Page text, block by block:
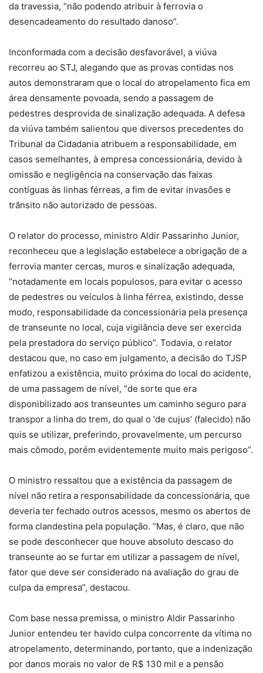
da travessia, “não podendo atribuir à ferrovia o
desencadeamento do resultado danoso”.
Inconformada com a decisão desfavorável, a viúva
recorreu ao STJ, alegando que as provas contidas nos
autos demonstraram que o local do atropelamento fica em
área densamente povoada, sendo a passagem de
pedestres desprovida de sinalização adequada. A defesa
da viúva também salientou que diversos precedentes do
Tribunal da Cidadania atribuem a responsabilidade, em
casos semelhantes, à empresa concessionária, devido à
omissão e negligência na conservação das faixas
contíguas às linhas férreas, a fim de evitar invasões e
trânsito não autorizado de pessoas.
O relator do processo, ministro Aldir Passarinho Junior,
reconheceu que a legislação estabelece a obrigação de a
ferrovia manter cercas, muros e sinalização adequada,
“notadamente em locais populosos, para evitar o acesso
de pedestres ou veículos à linha férrea, existindo, desse
modo, responsabilidade da concessionária pela presença
de transeunte no local, cuja vigilância deve ser exercida
pela prestadora do serviço público”. Todavia, o relator
destacou que, no caso em julgamento, a decisão do TJSP
enfatizou a existência, muito próxima do local do acidente,
de uma passagem de nível, “de sorte que era
disponibilizado aos transeuntes um caminho seguro para
transpor a linha do trem, do qual o ‘de cujus’ (falecido) não
quis se utilizar, preferindo, provavelmente, um percurso
mais cômodo, porém evidentemente muito mais perigoso”.
O ministro ressaltou que a existência da passagem de
nível não retira a responsabilidade da concessionária, que
deveria ter fechado outros acessos, mesmo os abertos de
forma clandestina pela população. “Mas, é claro, que não
se pode desconhecer que houve absoluto descaso do
transeunte ao se furtar em utilizar a passagem de nível,
fator que deve ser considerado na avaliação do grau de
culpa da empresa”, destacou.
Com base nessa premissa, o ministro Aldir Passarinho
Junior entendeu ter havido culpa concorrente da vítima no
atropelamento, determinando, portanto, que a indenização
por danos morais no valor de R$ 130 mil e a pensão